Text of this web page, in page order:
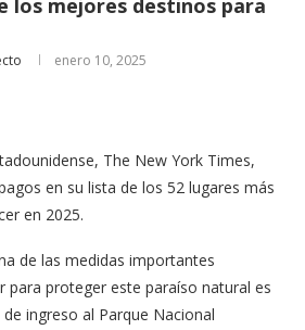
los mejores destinos para
enero 10, 2025
The New York Times,
en su lista de los 52 lugares más
en 2025.
de las medidas importantes
para proteger este paraíso natural es
ingreso al Parque Nacional